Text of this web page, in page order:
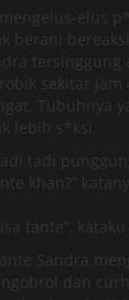
elus
berani
tersinggung
sekitar
Tubuhnya
lebih s*ksi.
tadi
khan?”
tante”,
Sandra
dan